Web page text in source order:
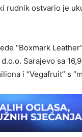
rudnik ostvario je
“Boxmark
Sarajevo sa
i “Vegafruit” s